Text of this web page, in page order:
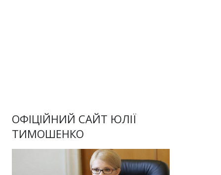
ОФІЦІЙНИЙ САЙТ ЮЛІЇ
ТИМОШЕНКО